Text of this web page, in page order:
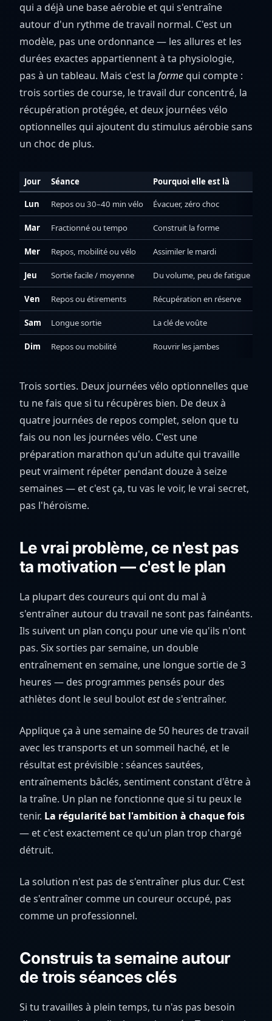
qui a déjà une base aérobie et qui s'entraîne
autour d'un rythme de travail normal. C'est un
modèle, pas une ordonnance — les allures et les
durées exactes appartiennent à ta physiologie,
pas à un tableau. Mais c'est la forme qui compte :
trois sorties de course, le travail dur concentré, la
récupération protégée, et deux journées vélo
optionnelles qui ajoutent du stimulus aérobie sans
un choc de plus.
Jour Séance Pourquoi elle est là
Lun Repos ou 30–40 min vélo Évacuer, zéro choc
Mar Fractionné ou tempo Construit la forme
Mer Repos, mobilité ou vélo Assimiler le mardi
Jeu Sortie facile / moyenne Du volume, peu de fatigue
Ven Repos ou étirements Récupération en réserve
Sam Longue sortie La clé de voûte
Dim Repos ou mobilité Rouvrir les jambes
Trois sorties. Deux journées vélo optionnelles que
tu ne fais que si tu récupères bien. De deux à
quatre journées de repos complet, selon que tu
fais ou non les journées vélo. C'est une
préparation marathon qu'un adulte qui travaille
peut vraiment répéter pendant douze à seize
semaines — et c'est ça, tu vas le voir, le vrai secret,
pas l'héroïsme.
Le vrai problème, ce n'est pas
ta motivation — c'est le plan
La plupart des coureurs qui ont du mal à
s'entraîner autour du travail ne sont pas fainéants.
Ils suivent un plan conçu pour une vie qu'ils n'ont
pas. Six sorties par semaine, un double
entraînement en semaine, une longue sortie de 3
heures — des programmes pensés pour des
athlètes dont le seul boulotestde s'entraîner.
Applique ça à une semaine de 50 heures de travail
avec les transports et un sommeil haché, et le
résultat est prévisible : séances sautées,
entraînements bâclés, sentiment constant d'être à
la traîne. Un plan ne fonctionne que si tu peux le
tenir. La régularité bat l'ambition à chaque fois
— et c'est exactement ce qu'un plan trop chargé
détruit.
La solution n'est pas de s'entraîner plus dur. C'est
de s'entraîner comme un coureur occupé, pas
comme un professionnel.
Construis ta semaine autour
de trois séances clés
Si tu travailles à plein temps, tu n'as pas besoin